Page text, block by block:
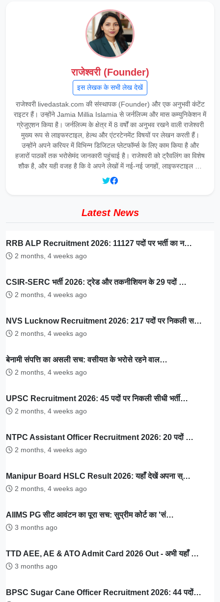
राजेश्वरी (Founder)
इस लेखक के सभी लेख देखें
राजेश्वरी livedastak.com की संस्थापक (Founder) और एक अनुभवी कंटेंट
राइटर हैं। उन्होंने Jamia Millia Islamia से जर्नलिज्म और मास कम्युनिकेशन में
ग्रेजुएशन किया है। जर्नलिज्म के क्षेत्र में 8 वर्षों का अनुभव रखने वाली राजेश्वरी
मुख्य रूप से लाइफस्टाइल, हेल्थ और एंटरटेनमेंट विषयों पर लेखन करती हैं।
उन्होंने अपने करियर में विभिन्न डिजिटल प्लेटफॉर्म्स के लिए काम किया है और
हजारों पाठकों तक भरोसेमंद जानकारी पहुंचाई है। राजेश्वरी को ट्रैवलिंग का विशेष
शौक है, और यही वजह है कि वे अपने लेखों में नई-नई जगहों, लाइफस्टाइल …
Latest News
RRB ALP Recruitment 2026: 11127 पदों पर भर्ती का न…
2 months, 4 weeks ago
CSIR-SERC भर्ती 2026: ट्रेड और तकनीशियन के 29 पदों …
2 months, 4 weeks ago
NVS Lucknow Recruitment 2026: 217 पदों पर निकली स…
2 months, 4 weeks ago
बेनामी संपत्ति का असली सच: वसीयत के भरोसे रहने वाल…
2 months, 4 weeks ago
UPSC Recruitment 2026: 45 पदों पर निकली सीधी भर्ती…
2 months, 4 weeks ago
NTPC Assistant Officer Recruitment 2026: 20 पदों …
2 months, 4 weeks ago
Manipur Board HSLC Result 2026: यहाँ देखें अपना स्…
2 months, 4 weeks ago
AIIMS PG सीट आवंटन का पूरा सच: सुप्रीम कोर्ट का 'सं…
3 months ago
TTD AEE, AE & ATO Admit Card 2026 Out - अभी यहाँ …
3 months ago
BPSC Sugar Cane Officer Recruitment 2026: 44 पदों…